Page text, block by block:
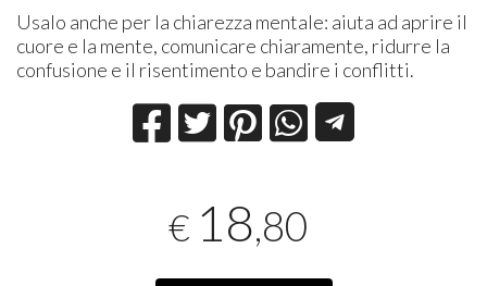
Usalo anche per la chiarezza mentale: aiuta ad aprire il
cuore e la mente, comunicare chiaramente, ridurre la
confusione e il risentimento e bandire i conflitti.
€ 18,80